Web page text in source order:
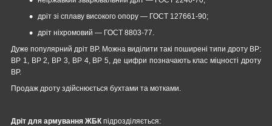
дріт зі сплаву високого опору ― ГОСТ 127661-90;
дріт ніхромовий — ГОСТ 8803-77.
Дуже популярний дріт ВР. Можна виділити такі поширені типи дроту ВР:
ВР 1, ВР 2, ВР 3, ВР 4, ВР 5, де цифри позначають клас міцності дроту
ВР.
Продаж дроту здійснюється бухтами та мотками.
Дріт для армування ЖБК підрозділяється: